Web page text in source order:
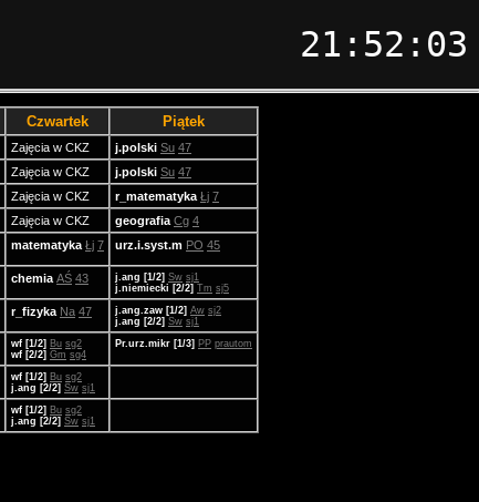
21:52:03
Czwartek Piątek
Zajęcia w CKZ j.polski Su 47
Zajęcia w CKZ j.polski Su 47
Zajęcia w CKZ r_matematyka Łj 7
Zajęcia w CKZ geografia Cg 4
matematyka Łj 7 urz.i.syst.m PO 45
chemia AŚ 43 j.ang [1/2] Sw sj1
j.niemiecki [2/2] Tm sj5
r_fizyka Na 47 j.ang.zaw [1/2] Aw sj2
j.ang [2/2] Sw sj1
wf [1/2] Bu sg2
wf [2/2] Gm sg4
Pr.urz.mikr [1/3] PP prautom
wf [1/2] Bu sg2
j.ang [2/2] Sw sj1
wf [1/2] Bu sg2
j.ang [2/2] Sw sj1